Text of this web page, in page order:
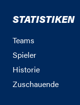
STATISTIKEN
Teams
Spieler
Historie
Zuschauende